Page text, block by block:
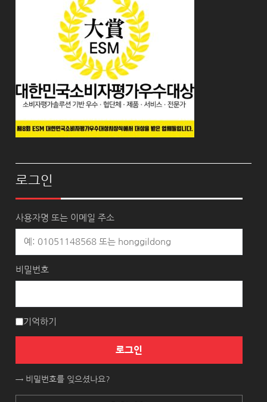
로그인
사용자명 또는 이메일 주소
비밀번호
기억하기
로그인
→ 비밀번호를 잊으셨나요?